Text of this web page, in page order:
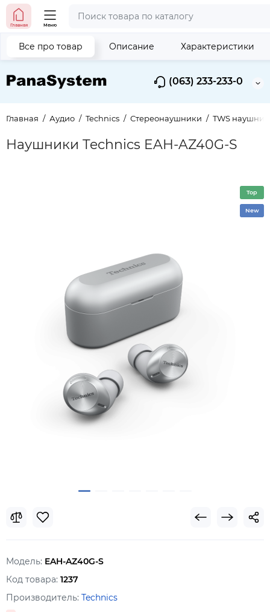
(063) 233-233-0
Главная Меню
Главная Аудио Technics Стереонаушники TWS
Наушники Technics EAH-AZ40G-S
Все про товар Описание Характеристики
Top
New
Модель: EAH-AZ40G-S
Код товара: 1237
Производитель: Technics